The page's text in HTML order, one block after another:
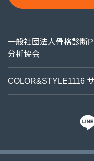
診断ノウハウ
お知らせ
一般社団法人骨格診断
分析協会
COLOR&STYLE1116